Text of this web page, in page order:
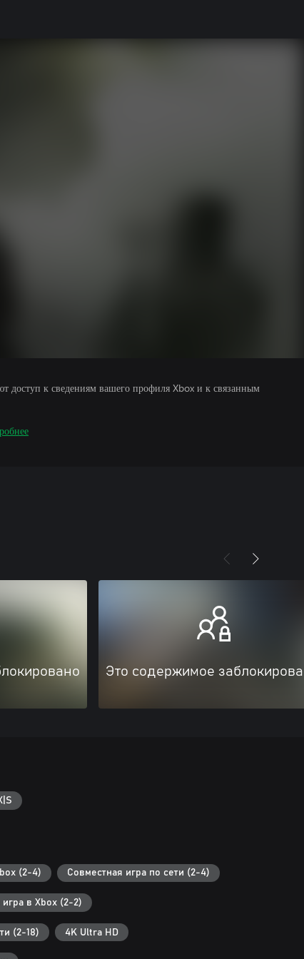
доступ к сведениям вашего профиля Xbox и к связанным
Это содержимое
(2-4) Совместная игра по сети (2-4)
в Xbox (2-2)
(2-18) 4K Ultra HD